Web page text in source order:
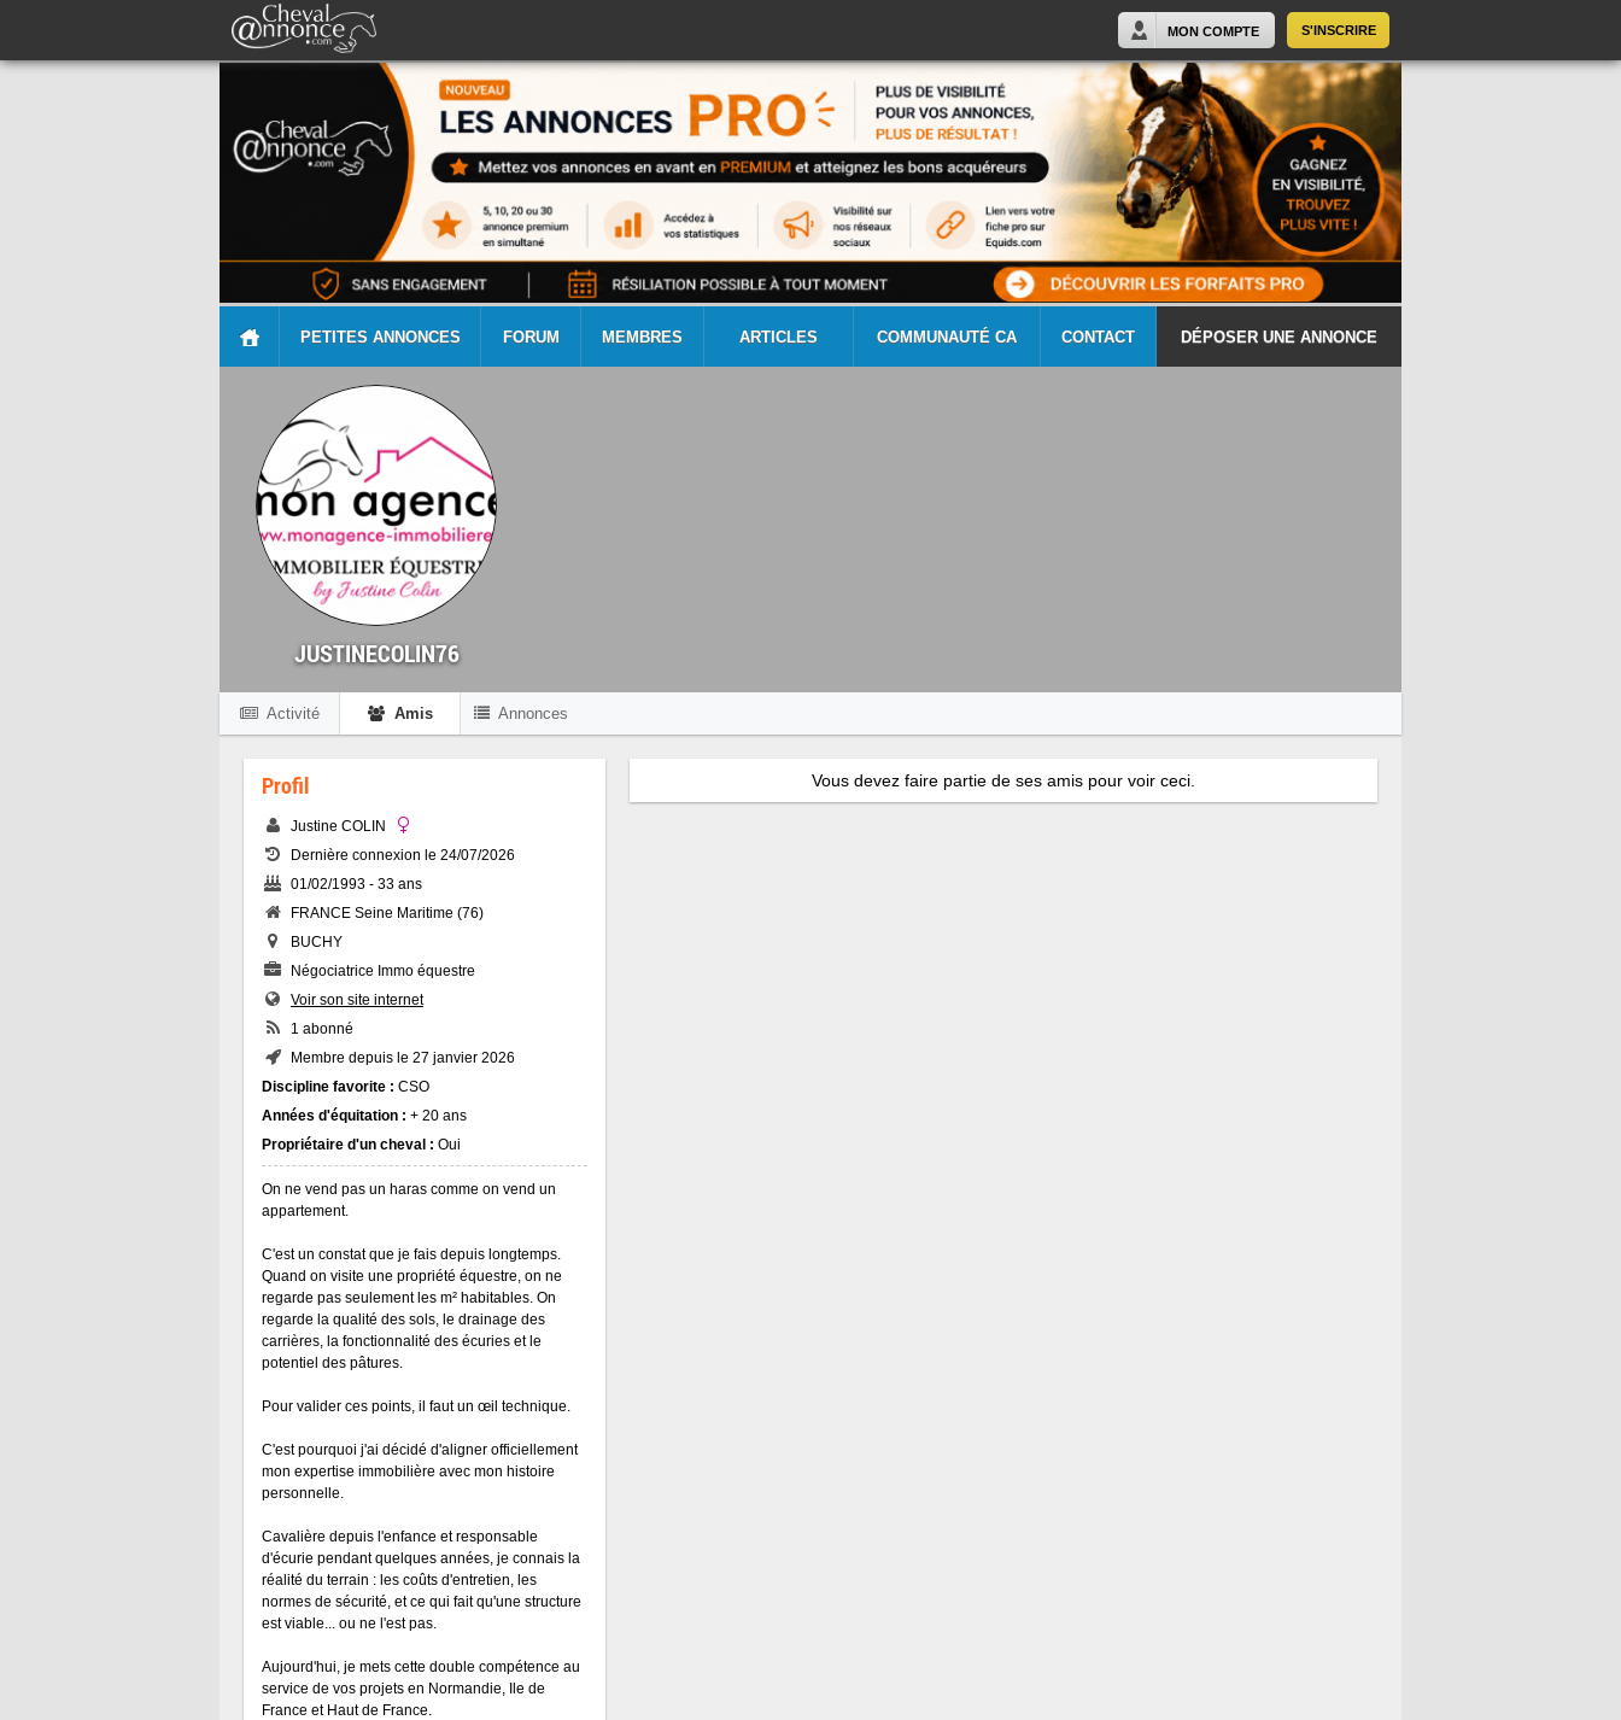
S'INSCRIRE
MON COMPTE
PETITES ANNONCES FORUM MEMBRES ARTICLES COMMUNAUTÉ CA CONTACT DÉPOSER UNE ANNONCE
JUSTINECOLIN76
Activité Amis Annonces
Profil
Justine COLIN
Dernière connexion le 24/07/2026
01/02/1993 - 33 ans
FRANCE Seine Maritime (76)
BUCHY
Négociatrice Immo équestre
Voir son site internet
1 abonné
Membre depuis le 27 janvier 2026
Discipline favorite : CSO
Années d'équitation : + 20 ans
Propriétaire d'un cheval : Oui
On ne vend pas un haras comme on vend un
appartement.
C'est un constat que je fais depuis longtemps.
Quand on visite une propriété équestre, on ne
regarde pas seulement les m² habitables. On
regarde la qualité des sols, le drainage des
carrières, la fonctionnalité des écuries et le
potentiel des pâtures.
Pour valider ces points, il faut un œil technique.
C'est pourquoi j'ai décidé d'aligner officiellement
mon expertise immobilière avec mon histoire
personnelle.
Cavalière depuis l'enfance et responsable
d'écurie pendant quelques années, je connais la
réalité du terrain : les coûts d'entretien, les
normes de sécurité, et ce qui fait qu'une structure
est viable... ou ne l'est pas.
Aujourd'hui, je mets cette double compétence au
service de vos projets en Normandie, Ile de
France et Haut de France.
Vous devez faire partie de ses amis pour voir ceci.